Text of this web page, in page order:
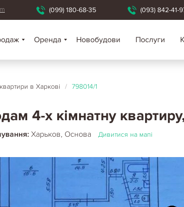
(099) 180-68-35 (093) 842-41-
Оренда Новобудови Послуги
в Харкові / 798014/1
4-х кімнатну
Харьков, Основа Дивитися на мапі